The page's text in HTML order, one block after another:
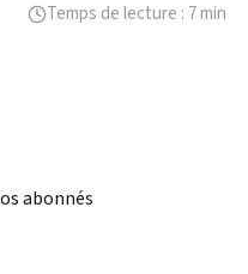
Temps de lecture : 7 min
abonnés